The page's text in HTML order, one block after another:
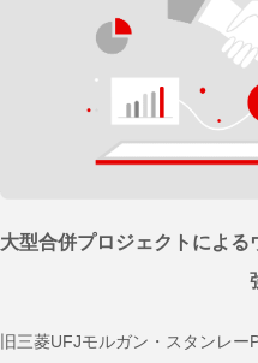
大型合併プロジェクトによる
旧三菱UFJモルガン・スタンレ